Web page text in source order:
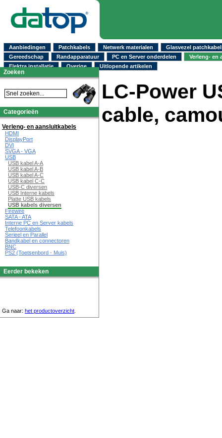
Aanbiedingen Patchkabels Netwerk materialen
Glasvezel
Gereedschap
Randapparatuur PC en Server onderdelen
Verleng- en
Elektra installatie
Overige Uitlopende artikelen
LC-Power
cable,
Zoeken
Categorieën
Verleng- en aansluitkabels
HDMI
DisplayPort
DVI
SVGA - VGA
USB
USB kabel A-A
USB kabel A-B
USB kabel A-C
USB kabel C-C
USB-C diversen
USB Interne kabels
Platte USB kabels
USB kabels diversen
Firewire
SATA - ATA
Interne PC en Server kabels
Telefoonkabels
Serieel en Parallel
Bandkabel en connectoren
BNC
PS2 (Toetsenbord - Muis)
Eerder bekeken
Ga naar: het productoverzicht